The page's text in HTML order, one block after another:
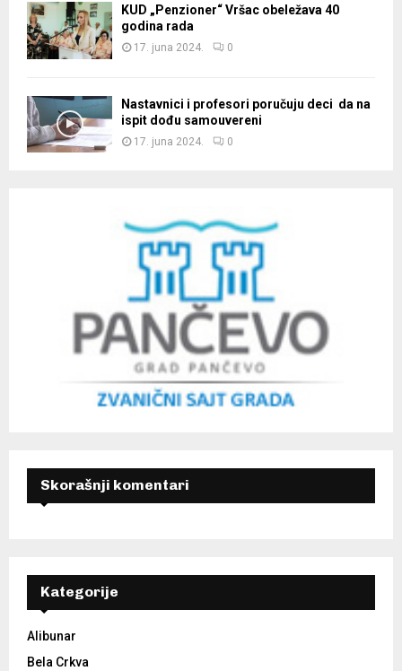
KUD „Penzioner“ Vršac obeležava 40
godina rada
17. juna 2024. 0
Nastavnici i profesori poručuju deci da na
ispit dođu samouvereni
17. juna 2024. 0
Skorašnji komentari
Kategorije
Alibunar
Bela Crkva